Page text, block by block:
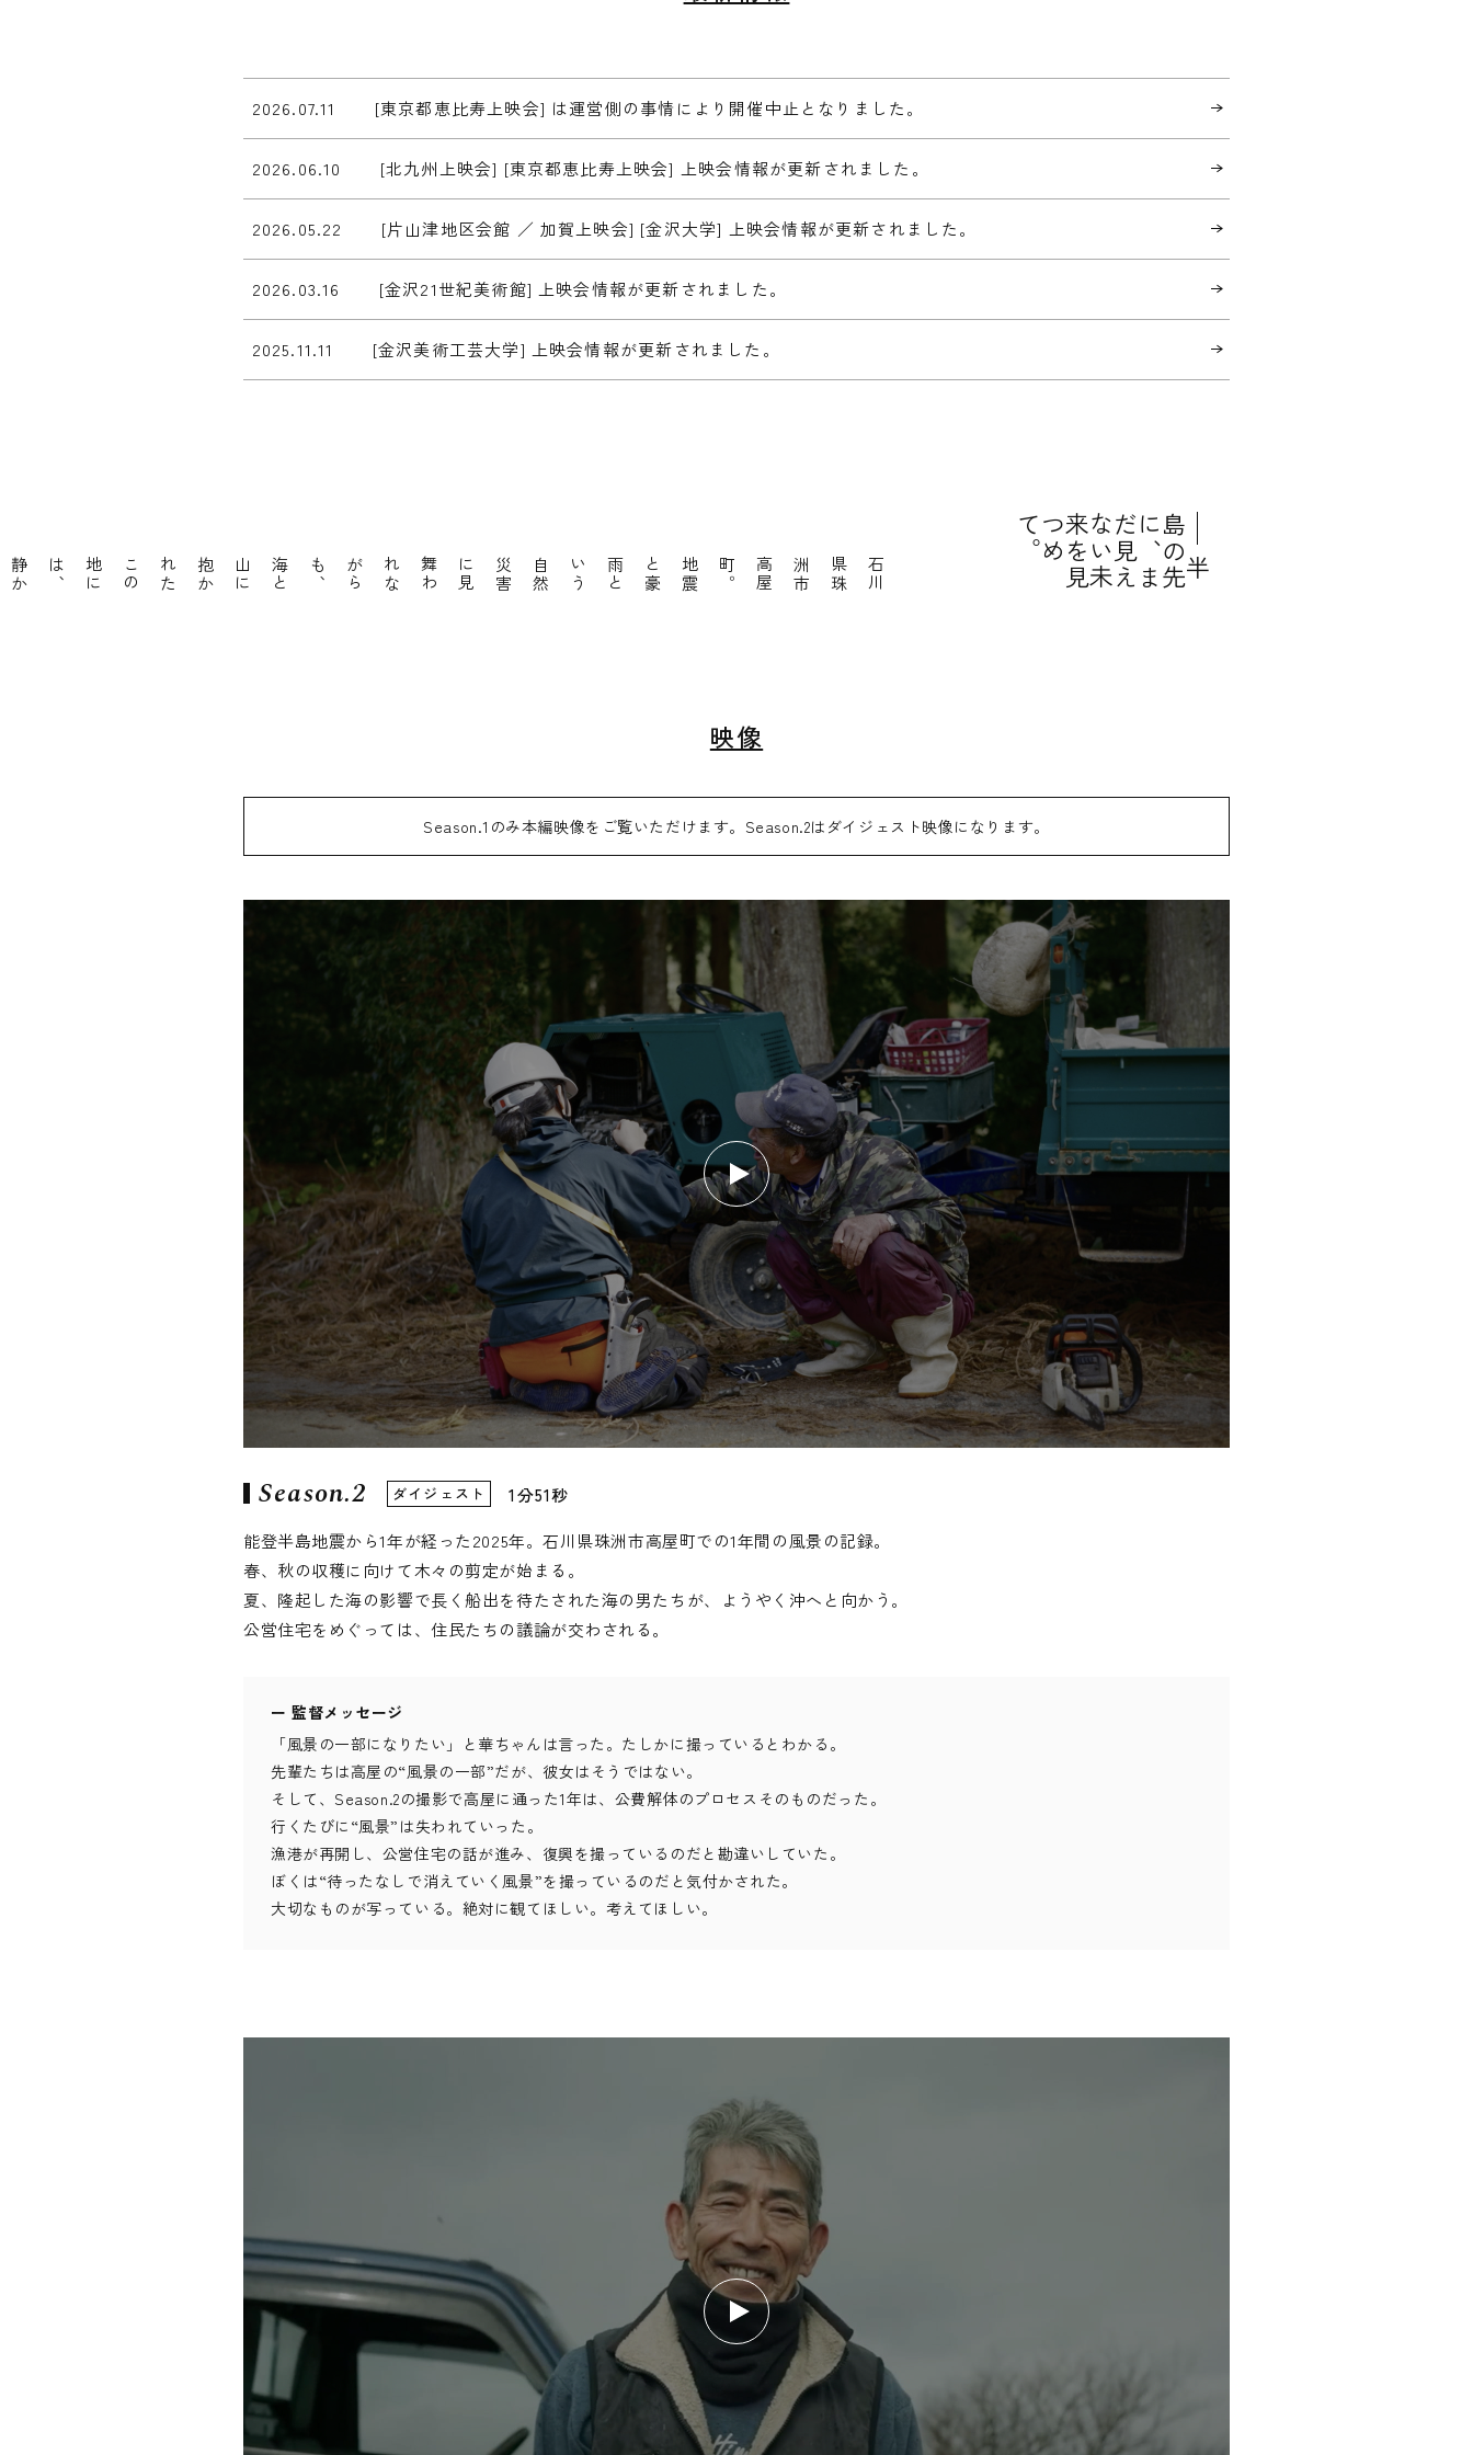
2026.07.11 [東京都恵比寿上映会] は運営側の事情により開催中止となりました。
2026.06.10 [北九州上映会] [東京都恵比寿上映会] 上映会情報が更新されました。
2026.05.22 [片山津地区会館 ／ 加賀上映会] [金沢大学] 上映会情報が更新されました。
2026.03.16 [金沢21世紀美術館] 上映会情報が更新されました。
2025.11.11 [金沢美術工芸大学] 上映会情報が更新されました。
半
島の
先
に
、
ま
だ見
え
ない
未
来を
見
つめ
て
。
石
川
県
珠
洲
市
高
屋
町
。
地
震
と
豪
雨
と
い
う
自
然
災
害
に
見
舞
わ
れ
な
が
ら
も
、
海
と
山
に
抱
か
れ
た
こ
の
地
に
は
、
静
か
に
脈
打
つ
暮
ら
し
が
あ
り
ます
映像
Season.1のみ本編映像をご覧いただけます。 Season.2はダイジェスト映像になります。
Season.2 ダイジェスト 1分51秒
能登半島地震から1年が経った2025年。石川県珠洲市高屋町での1年間の風景の記録。
春、秋の収穫に向けて木々の剪定が始まる。
夏、隆起した海の影響で長く船出を待たされた海の男たちが、ようやく沖へと向かう。
公営住宅をめぐっては、住民たちの議論が交わされる。
ー 監督メッセージ
「風景の一部になりたい」と華ちゃんは言った。たしかに撮っているとわかる。
先輩たちは高屋の“風景の一部”だが、彼女はそうではない。
そして、Season.2の撮影で高屋に通った1年は、公費解体のプロセスそのものだった。
行くたびに“風景”は失われていった。
漁港が再開し、公営住宅の話が進み、復興を撮っているのだと勘違いしていた。
ぼくは“待ったなしで消えていく風景”を撮っているのだと気付かされた。
大切なものが写っている。絶対に観てほしい。考えてほしい。